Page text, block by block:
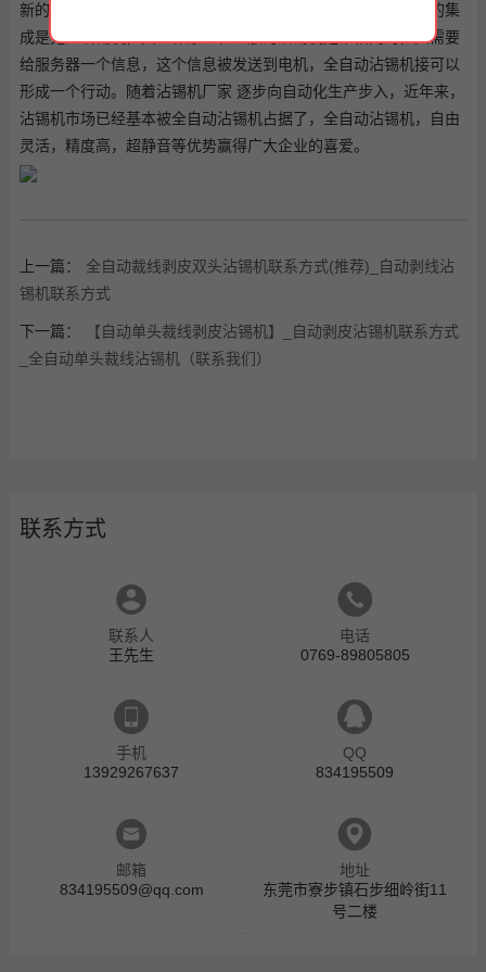
新的全自动沾锡机开始逐渐站住了市场。全自动沾锡机服务器的集
成是无声沾锡机，其工作原理和一般的沾锡机是不相同的，只需要
给服务器一个信息，这个信息被发送到电机，全自动沾锡机接可以
形成一个行动。随着沾锡机厂家 逐步向自动化生产步入，近年来，
沾锡机市场已经基本被全自动沾锡机占据了，全自动沾锡机，自由
灵活，精度高，超静音等优势赢得广大企业的喜爱。
上一篇：
全自动裁线剥皮双头沾锡机联系方式(推荐)_自动剥线沾
锡机联系方式
下一篇：
【自动单头裁线剥皮沾锡机】_自动剥皮沾锡机联系方式
_全自动单头裁线沾锡机（联系我们）
联系方式
联系人
王先生
电话
0769-89805805
手机
13929267637
QQ
834195509
邮箱
834195509@qq.com
地址
东莞市寮步镇石步细岭街11
号二楼